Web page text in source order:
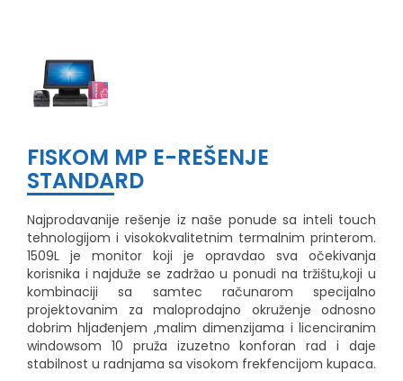
FISKOM MP E-REŠENJE
STANDARD
Najprodavanije rešenje iz naše ponude sa inteli touch
tehnologijom i visokokvalitetnim termalnim printerom.
1509L je monitor koji je opravdao sva očekivanja
korisnika i najduže se zadržao u ponudi na tržištu,koji u
kombinaciji sa samtec računarom specijalno
projektovanim za maloprodajno okruženje odnosno
dobrim hljađenjem ,malim dimenzijama i licenciranim
windowsom 10 pruža izuzetno konforan rad i daje
stabilnost u radnjama sa visokom frekfencijom kupaca.